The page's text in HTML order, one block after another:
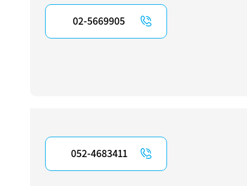
02-5669905
052-4683411